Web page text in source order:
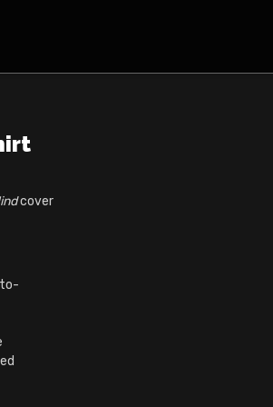
cover
to-